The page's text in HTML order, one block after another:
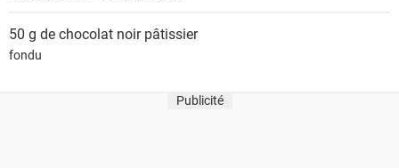
50 g dechocolat noir pâtissier
fondu
Publicité